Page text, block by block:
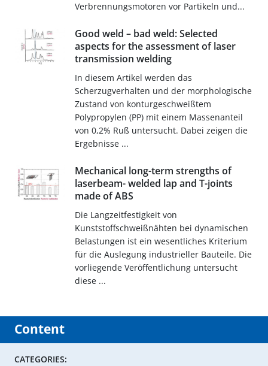
Verbrennungsmotoren vor Partikeln und...
Good weld – bad weld: Selected
aspects for the assessment of laser
transmission welding
In diesem Artikel werden das
Scherzugverhalten und der morphologische
Zustand von konturgeschweißtem
Polypropylen (PP) mit einem Massenanteil
von 0,2% Ruß untersucht. Dabei zeigen die
Ergebnisse ...
Mechanical long-term strengths of
laserbeam- welded lap and T-joints
made of ABS
Die Langzeitfestigkeit von
Kunststoffschweißnähten bei dynamischen
Belastungen ist ein wesentliches Kriterium
für die Auslegung industrieller Bauteile. Die
vorliegende Veröffentlichung untersucht
diese ...
Content
CATEGORIES: